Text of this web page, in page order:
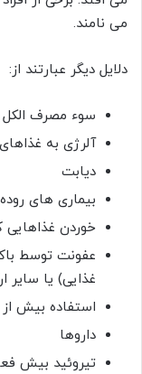
می نامند.
دلایل دیگر عبارتند از:
سوء مصرف الکل
آلرژی به
دیابت
بیماری های
خوردن
عفونت توسط
غذایی) یا سایر
استفاده بیش
داروها
تیروئید بیش